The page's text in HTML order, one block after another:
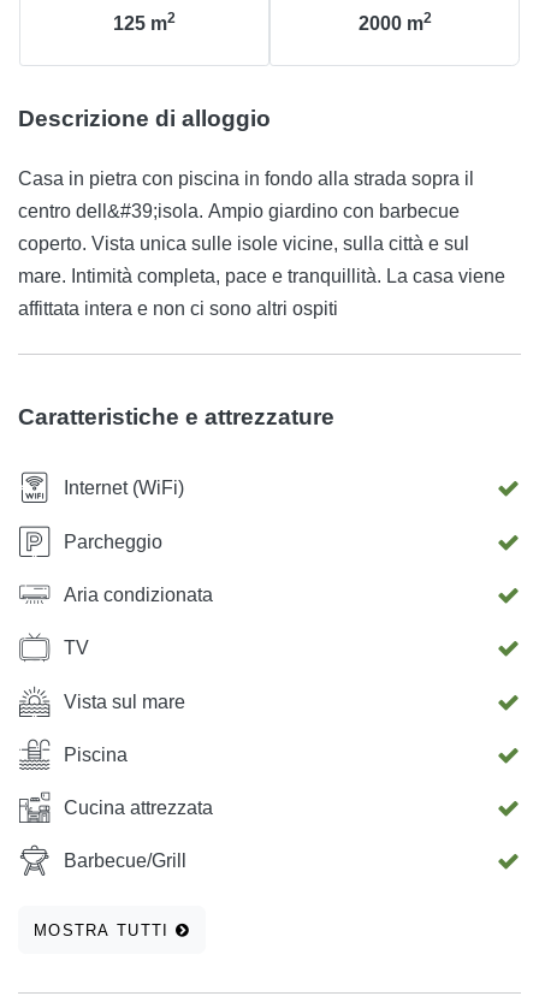
125 m2 2000 m2
Descrizione di alloggio
Casa in pietra con piscina in fondo alla strada sopra il
centro dell&#39;isola. Ampio giardino con barbecue
coperto. Vista unica sulle isole vicine, sulla città e sul
mare. Intimità completa, pace e tranquillità. La casa viene
affittata intera e non ci sono altri ospiti
Caratteristiche e attrezzature
Internet (WiFi)
Parcheggio
Aria condizionata
TV
Vista sul mare
Piscina
Cucina attrezzata
Barbecue/Grill
MOSTRA TUTTI